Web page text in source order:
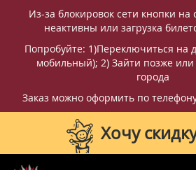
Из-за блокировок сети кнопки на
неактивны или загрузка
Попробуйте: 1)Переключиться на
мобильный); 2) Зайти позже или
города
Заказ можно оформить по
Хочу